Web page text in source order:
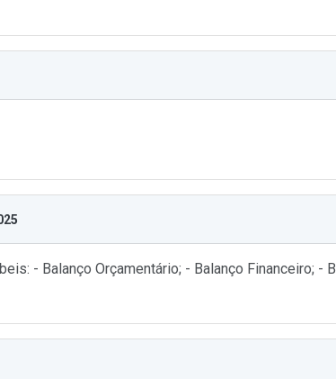
- Balanço Orçamentário; - Balanço Financeiro;